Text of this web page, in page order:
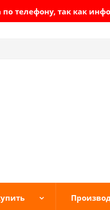
телефону, так как